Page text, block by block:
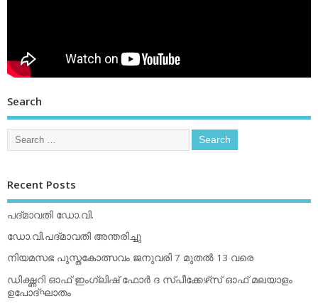
Search
Recent Posts
പദ്മാവതി ഡോ.വി.
ഡോ.വി.പദ്മാവതി അന്തരിച്ചു
നിയമസഭ പുസ്തകോത്സവം ജനുവരി 7 മുതല്‍ 13 വരെ
ഡിക്ഷ്ണറി ഓഫ് ഇംഗ്ലിഷ് ഫോര്‍ ദ സ്പീക്കേഴ്‌സ് ഓഫ് മലയാളം
ഉപോദ്ഘാതം